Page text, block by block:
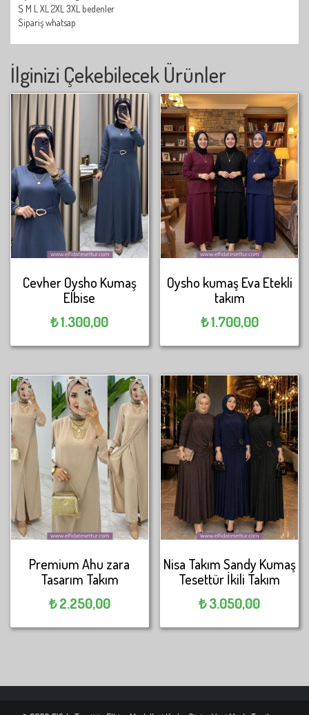
S M L XL 2XL 3XL bedenler
Sipariş whatsap
İlginizi Çekebilecek Ürünler
Cevher Oysho Kumaş
Elbise
₺1.300,00
Oysho kumaş Eva Etekli
takım
₺1.700,00
Premium Ahu zara
Tasarım Takım
₺2.250,00
Nisa Takım Sandy Kumaş
Tesettür İkili Takım
₺3.050,00